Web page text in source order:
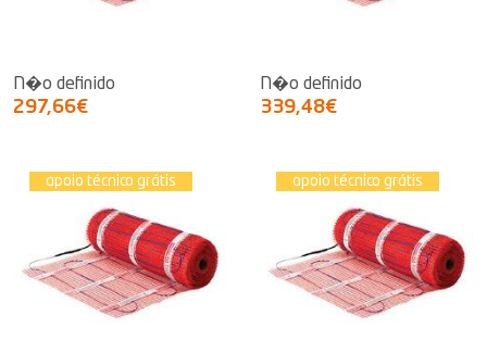
N�o definido
297,66€
N�o definido
339,48€
apoio técnico grátis apoio técnico grátis